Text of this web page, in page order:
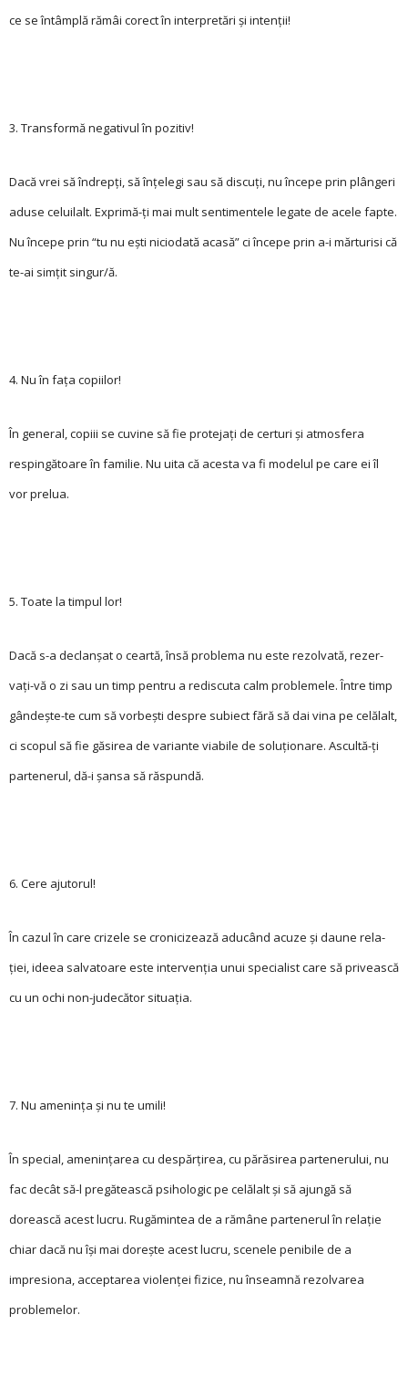
ce se întâmplă rămâi corect în interpretări și intenții!
3. Transformă negativul în pozitiv!
Dacă vrei să îndrepți, să înțelegi sau să discuți, nu începe prin plângeri
aduse celuilalt. Exprimă-ți mai mult sentimentele le­gate de acele fapte.
Nu începe prin “tu nu ești niciodată acasă” ci începe prin a-i mărturisi că
te-ai simțit singur/ă.
4. Nu în fața copiilor!
În general, copiii se cuvine să fie protejați de certuri și atmosfera
respingătoare în familie. Nu uita că acesta va fi modelul pe care ei îl
vor prelua.
5. Toate la timpul lor!
Dacă s-a declanșat o ceartă, însă problema nu este rezolvată, re­zer­
vați-vă o zi sau un timp pentru a rediscuta calm problemele. Între timp
gândește-te cum să vorbești despre subiect fără să dai vina pe celălalt,
ci scopul să fie găsirea de variante viabile de soluționare. Ascultă-ți
partenerul, dă-i șansa să răspundă.
6. Cere ajutorul!
În cazul în care crizele se cronicizează aducând acuze și daune rela­
ției, ideea salvatoare este intervenția unui specia­list care să privească
cu un ochi non-judecător situa­ția.
7. Nu amenința și nu te umili!
În special, amenin­ța­rea cu despărțirea, cu părăsirea partenerului, nu
fac decât să-l pregătească psihologic pe celălalt și să ajungă să
dorească acest lucru. Rugămintea de a rămâne partenerul în relație
chiar dacă nu își mai dorește acest lucru, scenele penibile de a
impresiona, acceptarea violenței fizice, nu înseamnă rezolvarea
problemelor.